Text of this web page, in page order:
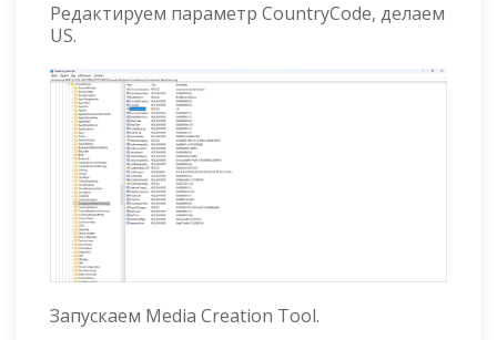
Редактируем параметр CountryCode, делаем
US.
Запускаем Media Creation Tool.